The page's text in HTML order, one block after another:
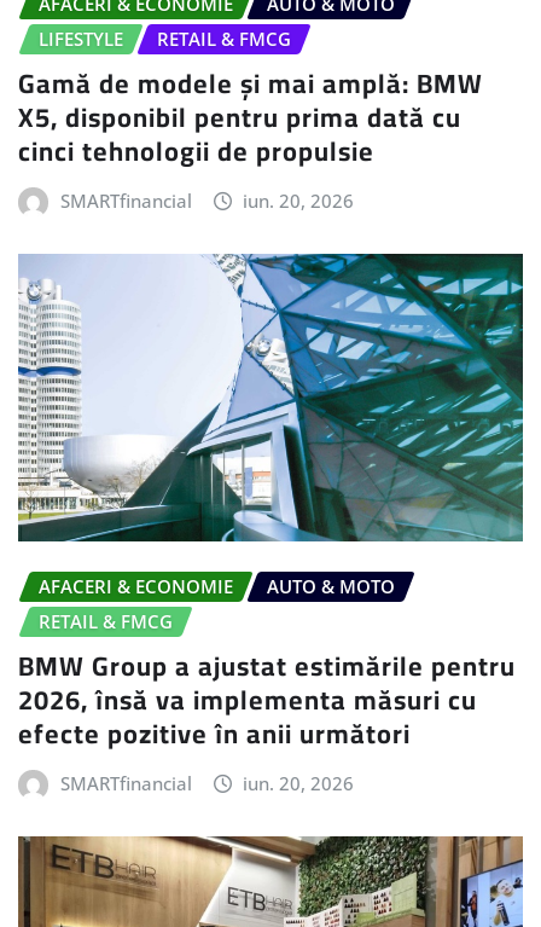
LIFESTYLE
RETAIL & FMCG
Gamă de modele și mai amplă: BMW
X5, disponibil pentru prima dată cu
cinci tehnologii de propulsie
SMARTfinancial iun. 20, 2026
AFACERI & ECONOMIE
AUTO & MOTO
RETAIL & FMCG
BMW Group a ajustat estimările pentru
2026, însă va implementa măsuri cu
efecte pozitive în anii următori
SMARTfinancial iun. 20, 2026